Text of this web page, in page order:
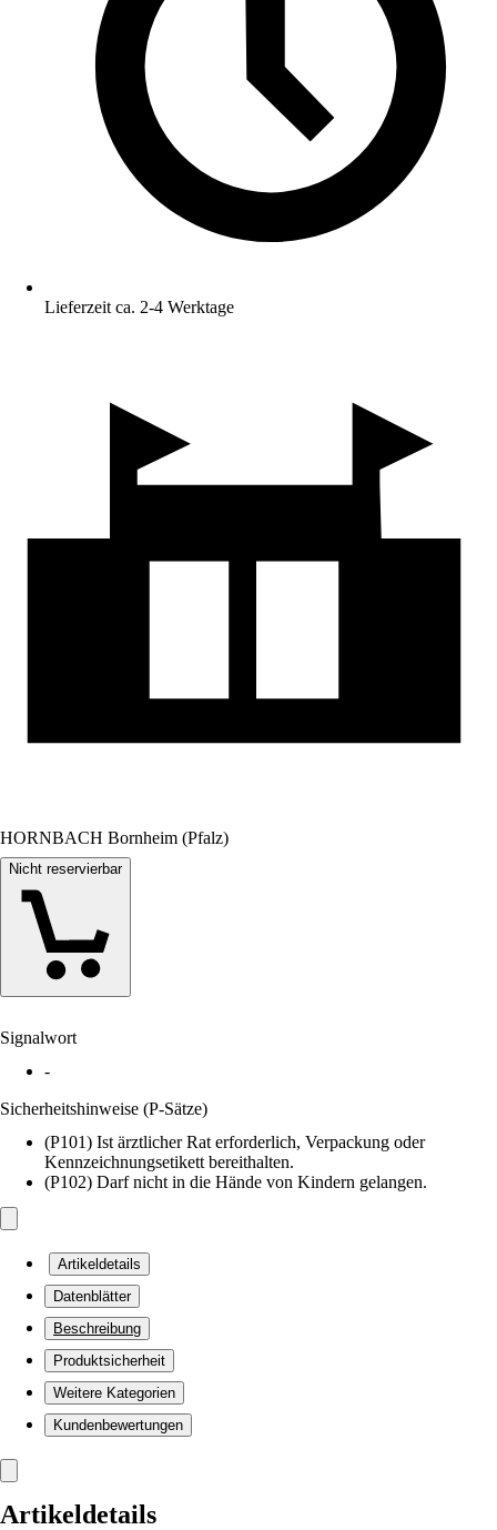
Lieferzeit ca. 2-4 Werktage
HORNBACH Bornheim (Pfalz)
Nicht reservierbar
Signalwort
-
Sicherheitshinweise (P-Sätze)
(P101) Ist ärztlicher Rat erforderlich, Verpackung oder
Kennzeichnungsetikett bereithalten.
(P102) Darf nicht in die Hände von Kindern gelangen.
Artikeldetails
Datenblätter
Beschreibung
Produktsicherheit
Weitere Kategorien
Kundenbewertungen
Artikeldetails